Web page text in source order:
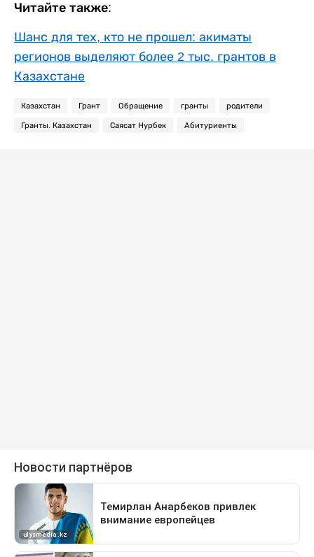
Читайте также:
Шанс для тех, кто не прошел: акиматы
регионов выделяют более 2 тыс. грантов в
Казахстане
Казахстан Грант Обращение гранты родители
Гранты. Казахстан Саясат Нурбек Абитуриенты